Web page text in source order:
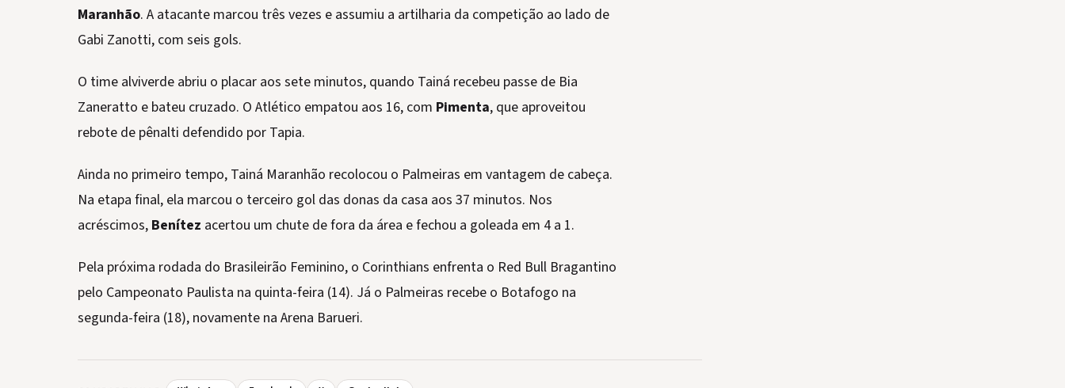
Maranhão. A atacante marcou três vezes e assumiu a artilharia da competição ao lado de
Gabi Zanotti, com seis gols.
O time alviverde abriu o placar aos sete minutos, quando Tainá recebeu passe de Bia
Zaneratto e bateu cruzado. O Atlético empatou aos 16, com Pimenta, que aproveitou
rebote de pênalti defendido por Tapia.
Ainda no primeiro tempo, Tainá Maranhão recolocou o Palmeiras em vantagem de cabeça.
Na etapa final, ela marcou o terceiro gol das donas da casa aos 37 minutos. Nos
acréscimos, Benítez acertou um chute de fora da área e fechou a goleada em 4 a 1.
Pela próxima rodada do Brasileirão Feminino, o Corinthians enfrenta o Red Bull Bragantino
pelo Campeonato Paulista na quinta-feira (14). Já o Palmeiras recebe o Botafogo na
segunda-feira (18), novamente na Arena Barueri.